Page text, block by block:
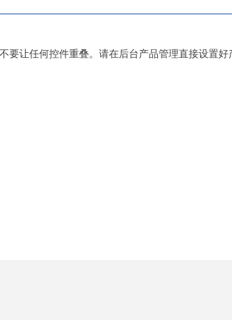
让任何控件重叠。请在后台产品管理直接设置好